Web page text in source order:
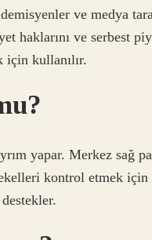
ve medya
haklarını ve serbest
için kullanılır.
yapar. Merkez sağ
kontrol etmek için